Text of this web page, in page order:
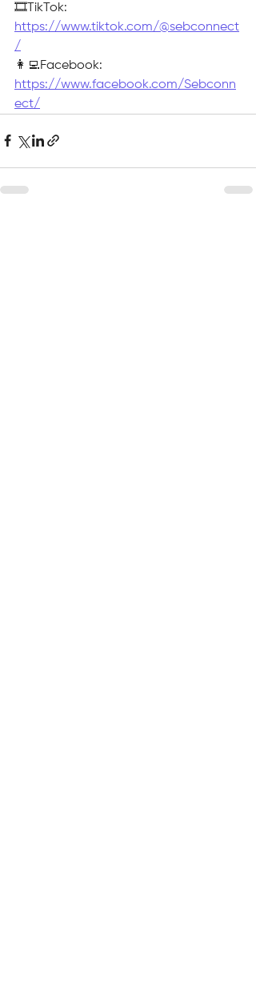
🎞TikTok:
https://www.tiktok.com/@sebconnect
/
👩‍💻Facebook:
https://www.facebook.com/Sebconn
ect/